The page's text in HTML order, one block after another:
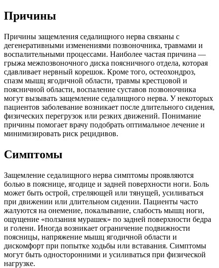
Причины
Причины защемления седалищного нерва связаны с
дегенеративными изменениями позвоночника, травмами и
воспалительными процессами. Наиболее частая причина —
грыжа межпозвоночного диска поясничного отдела, которая
сдавливает нервный корешок. Кроме того, остеохондроз,
спазм мышц ягодичной области, травмы крестцовой и
поясничной области, воспаление суставов позвоночника
могут вызывать защемление седалищного нерва. У некоторых
пациентов заболевание возникает после длительного сидения,
физических перегрузок или резких движений. Понимание
причины помогает врачу подобрать оптимальное лечение и
минимизировать риск рецидивов.
Симптомы
Защемление седалищного нерва симптомы проявляются
болью в пояснице, ягодице и задней поверхности ноги. Боль
может быть острой, стреляющей или тянущей, усиливаться
при движении или длительном сидении. Пациенты часто
жалуются на онемение, покалывание, слабость мышц ноги,
ощущение «ползания мурашек» по задней поверхности бедра
и голени. Иногда возникает ограничение подвижности
поясницы, напряжение мышц ягодичной области и
дискомфорт при попытке ходьбы или вставания. Симптомы
могут быть односторонними и усиливаться при физической
нагрузке.